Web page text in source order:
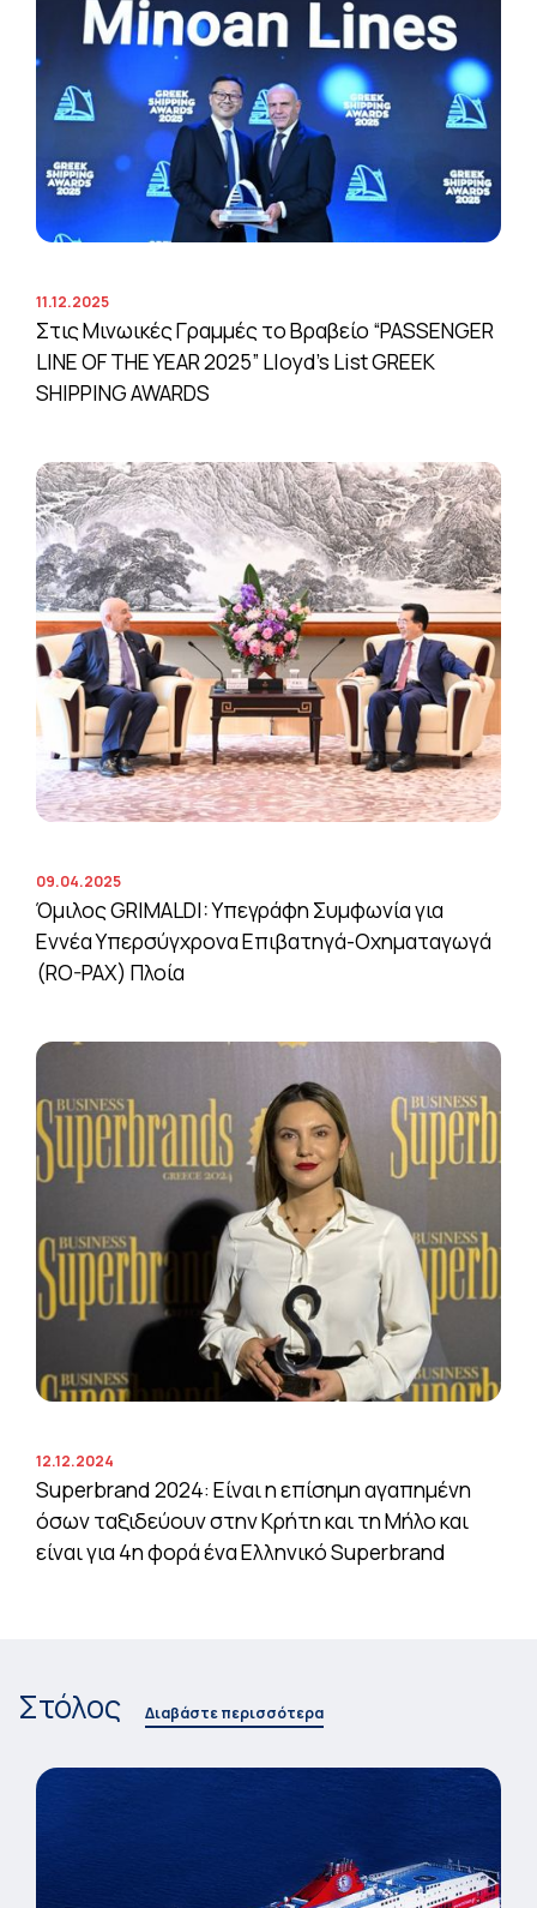
11.12.2025
Στις Μινωικές Γραμμές το Βραβείο “PASSENGER
LINE OF THE YEAR 2025” Lloyd’s List GREEK
SHIPPING AWARDS
09.04.2025
Όμιλος GRIMALDI: Υπεγράφη Συμφωνία για
Εννέα Υπερσύγχρονα Επιβατηγά-Οχηματαγωγά
(RO-PAX) Πλοία
12.12.2024
Superbrand 2024: Είναι η επίσημη αγαπημένη
όσων ταξιδεύουν στην Κρήτη και τη Μήλο και
είναι για 4η φορά ένα Ελληνικό Superbrand
Στόλος Διαβάστε περισσότερα